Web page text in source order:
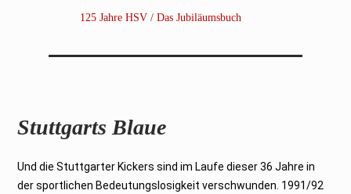
125 Jahre HSV / Das Jubiläumsbuch
Stuttgarts Blaue
Und die Stuttgarter Kickers sind im Laufe dieser 36 Jahre in
der sportlichen Bedeutungslosigkeit verschwunden. 1991/92